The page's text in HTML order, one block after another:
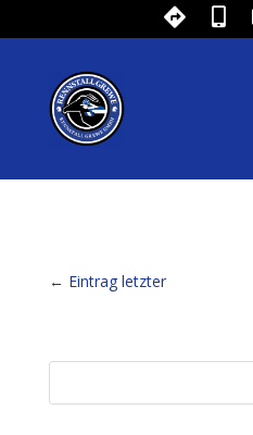
← Eintrag letzter